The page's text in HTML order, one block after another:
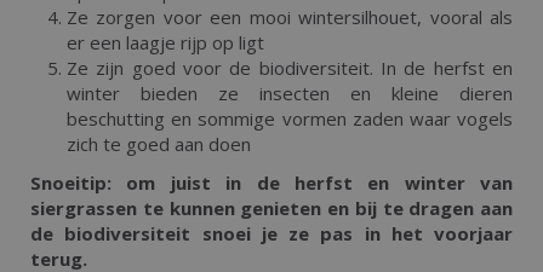
Ze zorgen voor een mooi wintersilhouet, vooral als
er een laagje rijp op ligt
Ze zijn goed voor de biodiversiteit. In de herfst en
winter bieden ze insecten en kleine dieren
beschutting en sommige vormen zaden waar vogels
zich te goed aan doen
Snoeitip: om juist in de herfst en winter van
siergrassen te kunnen genieten en bij te dragen aan
de biodiversiteit snoei je ze pas in het voorjaar
terug.